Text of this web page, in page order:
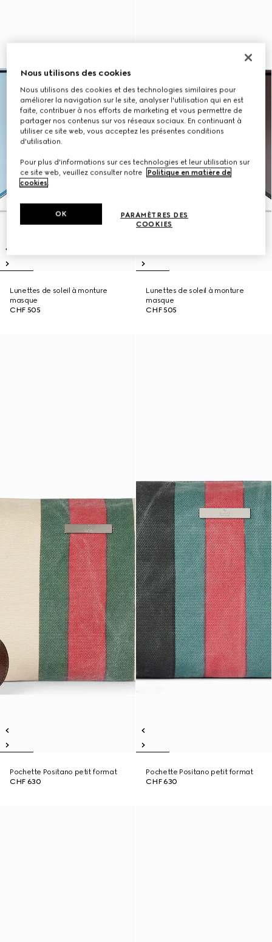
Lunettes de soleil à monture
masque
CHF 505
Lunettes de soleil à monture
masque
CHF 505
Pochette Positano petit format
CHF 630
Pochette Positano petit format
CHF 630
Nous utilisons des cookies
Nous utilisons des cookies et des technologies similaires pour
améliorer la navigation sur le site, analyser l'utilisation qui en est
faite, contribuer à nos efforts de marketing et vous permettre de
partager nos contenus sur vos réseaux sociaux. En continuant à
utiliser ce site web, vous acceptez les présentes conditions
d'utilisation.
Pour plus d'informations sur ces technologies et leur utilisation sur
ce site web, veuillez consulter notre
Politique en matière de
cookies.
PARAMÈTRES DES
COOKIES
OK